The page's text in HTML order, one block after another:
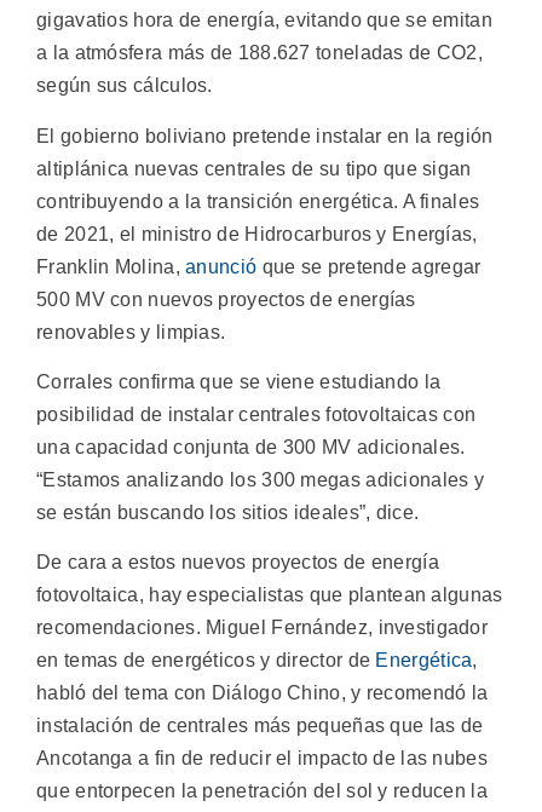
gigavatios hora de energía, evitando que se emitan
a la atmósfera más de 188.627 toneladas de CO2,
según sus cálculos.
El gobierno boliviano pretende instalar en la región
altiplánica nuevas centrales de su tipo que sigan
contribuyendo a la transición energética. A finales
de 2021, el ministro de Hidrocarburos y Energías,
Franklin Molina,anunció que se pretende agregar
500 MV con nuevos proyectos de energías
renovables y limpias.
Corrales confirma que se viene estudiando la
posibilidad de instalar centrales fotovoltaicas con
una capacidad conjunta de 300 MV adicionales.
“Estamos analizando los 300 megas adicionales y
se están buscando los sitios ideales”, dice.
De cara a estos nuevos proyectos de energía
fotovoltaica, hay especialistas que plantean algunas
recomendaciones. Miguel Fernández, investigador
en temas de energéticos y director de Energética,
habló del tema con Diálogo Chino, y recomendó la
instalación de centrales más pequeñas que las de
Ancotanga a fin de reducir el impacto de las nubes
que entorpecen la penetración del sol y reducen la